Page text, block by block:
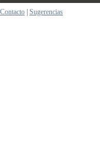
Contacto Sugerencias